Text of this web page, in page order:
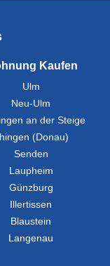
Kaufen
Ulm
Neu-Ulm
an der Steige
(Donau)
Senden
Laupheim
Günzburg
Illertissen
Blaustein
Langenau